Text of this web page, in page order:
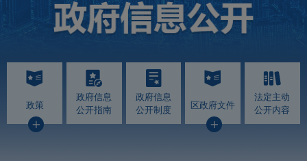
政策
政府信息
公开指南
政府信息
公开制度
区政府文件
法定主动
公开内容